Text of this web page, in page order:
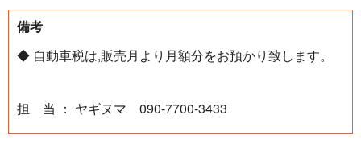
備考
◆ 自動車税は,販売月より月額分をお預かり致します。
担 当 ： ヤギヌマ 090-7700-3433